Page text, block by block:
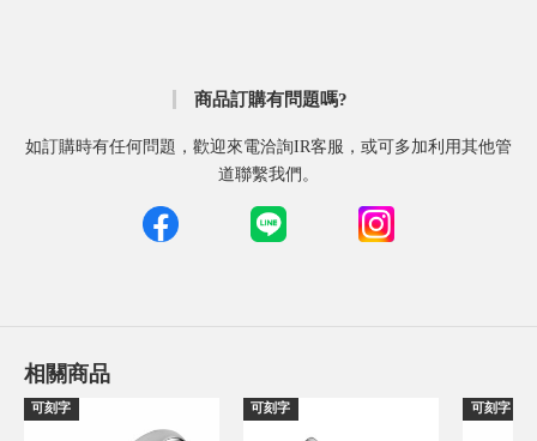
商品訂購有問題嗎?
如訂購時有任何問題，歡迎來電洽詢IR客服，或可多加利用其他管
道聯繫我們。
相關商品
可刻字 可刻字 可刻字